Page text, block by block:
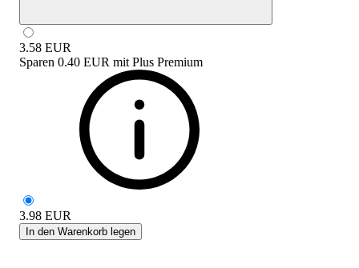
3.58 EUR
Sparen 0.40 EUR mit Plus Premium
3.98 EUR
In den Warenkorb legen